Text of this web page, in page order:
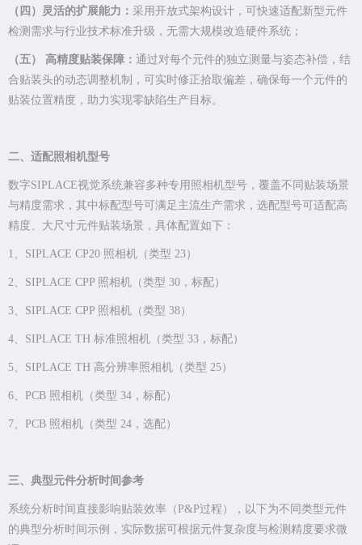
（四）灵活的扩展能力： 采用开放式架构设计，可快速适配新型元件
检测需求与行业技术标准升级，无需大规模改造硬件系统；
（五） 高精度贴装保障： 通过对每个元件的独立测量与姿态补偿，结
合贴装头的动态调整机制，可实时修正拾取偏差，确保每一个元件的
贴装位置精度，助力实现零缺陷生产目标。
二、适配照相机型号
数字SIPLACE视觉系统兼容多种专用照相机型号，覆盖不同贴装场景
与精度需求，其中标配型号可满足主流生产需求，选配型号可适配高
精度、大尺寸元件贴装场景，具体配置如下：
1、SIPLACE CP20 照相机（类型 23）
2、SIPLACE CPP 照相机（类型 30，标配）
3、SIPLACE CPP 照相机（类型 38）
4、SIPLACE TH 标准照相机（类型 33，标配）
5、SIPLACE TH 高分辨率照相机（类型 25）
6、PCB 照相机（类型 34，标配）
7、PCB 照相机（类型 24，选配）
三、典型元件分析时间参考
系统分析时间直接影响贴装效率（P&P过程），以下为不同类型元件
的典型分析时间示例，实际数据可根据元件复杂度与检测精度要求微